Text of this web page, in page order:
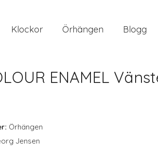
Klockor Örhängen Blogg
ENAMEL
Örhängen
Jensen